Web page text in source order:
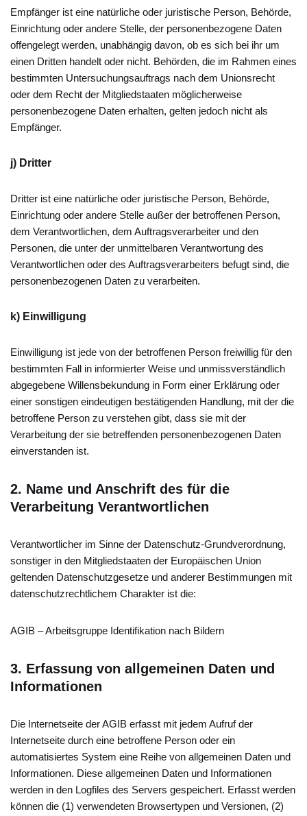
Empfänger ist eine natürliche oder juristische Person, Behörde,
Einrichtung oder andere Stelle, der personenbezogene Daten
offengelegt werden, unabhängig davon, ob es sich bei ihr um
einen Dritten handelt oder nicht. Behörden, die im Rahmen eines
bestimmten Untersuchungsauftrags nach dem Unionsrecht
oder dem Recht der Mitgliedstaaten möglicherweise
personenbezogene Daten erhalten, gelten jedoch nicht als
Empfänger.
j) Dritter
Dritter ist eine natürliche oder juristische Person, Behörde,
Einrichtung oder andere Stelle außer der betroffenen Person,
dem Verantwortlichen, dem Auftragsverarbeiter und den
Personen, die unter der unmittelbaren Verantwortung des
Verantwortlichen oder des Auftragsverarbeiters befugt sind, die
personenbezogenen Daten zu verarbeiten.
k) Einwilligung
Einwilligung ist jede von der betroffenen Person freiwillig für den
bestimmten Fall in informierter Weise und unmissverständlich
abgegebene Willensbekundung in Form einer Erklärung oder
einer sonstigen eindeutigen bestätigenden Handlung, mit der die
betroffene Person zu verstehen gibt, dass sie mit der
Verarbeitung der sie betreffenden personenbezogenen Daten
einverstanden ist.
2. Name und Anschrift des für die
Verarbeitung Verantwortlichen
Verantwortlicher im Sinne der Datenschutz-Grundverordnung,
sonstiger in den Mitgliedstaaten der Europäischen Union
geltenden Datenschutzgesetze und anderer Bestimmungen mit
datenschutzrechtlichem Charakter ist die:
AGIB – Arbeitsgruppe Identifikation nach Bildern
3. Erfassung von allgemeinen Daten und
Informationen
Die Internetseite der AGIB erfasst mit jedem Aufruf der
Internetseite durch eine betroffene Person oder ein
automatisiertes System eine Reihe von allgemeinen Daten und
Informationen. Diese allgemeinen Daten und Informationen
werden in den Logfiles des Servers gespeichert. Erfasst werden
können die (1) verwendeten Browsertypen und Versionen, (2)